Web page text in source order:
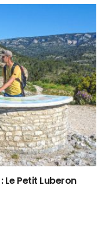
Le Petit Luberon